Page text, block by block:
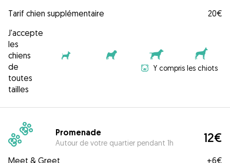
Tarif chien supplémentaire
20€
J'accepte
les
chiens
de
toutes
tailles
Y compris les chiots
Promenade
Autour de votre quartier pendant 1h 12€
Meet & Greet +6€